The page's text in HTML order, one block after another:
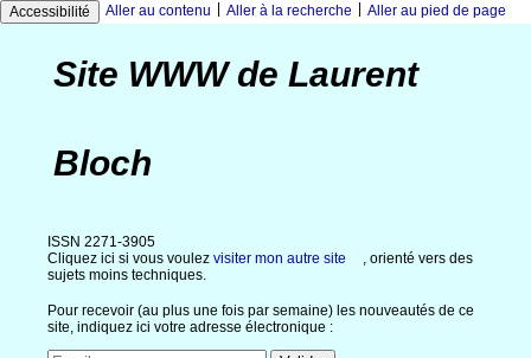
Accessibilité Aller au contenu Aller à la recherche Aller au pied de page
Site WWW de Laurent
Bloch
ISSN 2271-3905
Cliquez ici si vous voulez visiter mon autre site
, orienté vers des
sujets moins techniques.
Pour recevoir (au plus une fois par semaine) les nouveautés de ce
site, indiquez ici votre adresse électronique :